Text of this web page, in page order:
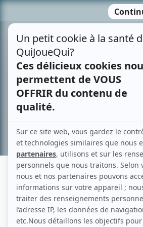
contenu
FRÉDÉRIQUE LORAIN
Liens
Fiche de Frédérique Lorain sur Showbizz.net